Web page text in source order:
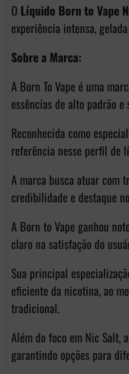
O Líquido Born to Vape
experiência intensa,
Sobre a Marca:
A Born To Vape é uma
essências de alto padrão
Reconhecida como
referência nesse perfil de
A marca busca atuar com
credibilidade e destaque
A Born to Vape ganhou
claro na satisfação do
Sua principal
eficiente da nicotina, ao
tradicional.
Além do foco em Nic Salt,
garantindo opções para